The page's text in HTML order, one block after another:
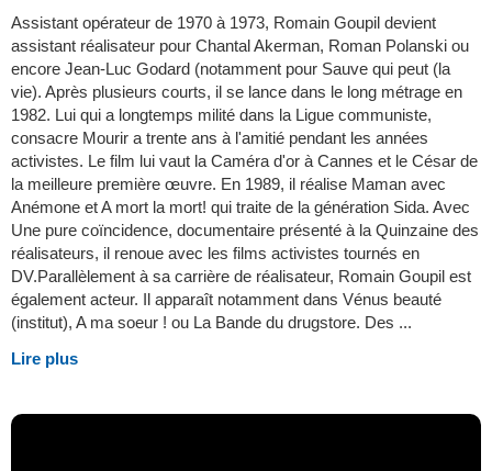
Assistant opérateur de 1970 à 1973, Romain Goupil devient
assistant réalisateur pour Chantal Akerman, Roman Polanski ou
encore Jean-Luc Godard (notamment pour Sauve qui peut (la
vie). Après plusieurs courts, il se lance dans le long métrage en
1982. Lui qui a longtemps milité dans la Ligue communiste,
consacre Mourir a trente ans à l'amitié pendant les années
activistes. Le film lui vaut la Caméra d'or à Cannes et le César de
la meilleure première œuvre. En 1989, il réalise Maman avec
Anémone et A mort la mort! qui traite de la génération Sida. Avec
Une pure coïncidence, documentaire présenté à la Quinzaine des
réalisateurs, il renoue avec les films activistes tournés en
DV.Parallèlement à sa carrière de réalisateur, Romain Goupil est
également acteur. Il apparaît notamment dans Vénus beauté
(institut), A ma soeur ! ou La Bande du drugstore. Des ...
Lire plus